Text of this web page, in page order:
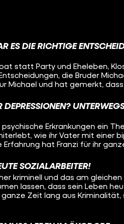
ES DIE RICHTIGE
statt Party und Eheleben,
die Bruder
Michael und hat gemerkt,
Aufgaben? Oleg besucht
den Ansichten der Kirche?
all diese Fragen sucht Oleg
DEPRESSIONEN?
Erkrankungen ein
wie ihr Vater mit einer
hat Franzi für ihr
Fahrrad! Als ehrenamtliche
Franzi durch Deutschland,
die so Aufmerksamkeit und
gibt es Stopps, um um
oder mitzunehmen. Oleg
SOZIALARBEITER!
kriminell und das am
lassen, dass sein Leben
Zeit lang aus Kriminalität,
Kriminalität geschafft hat